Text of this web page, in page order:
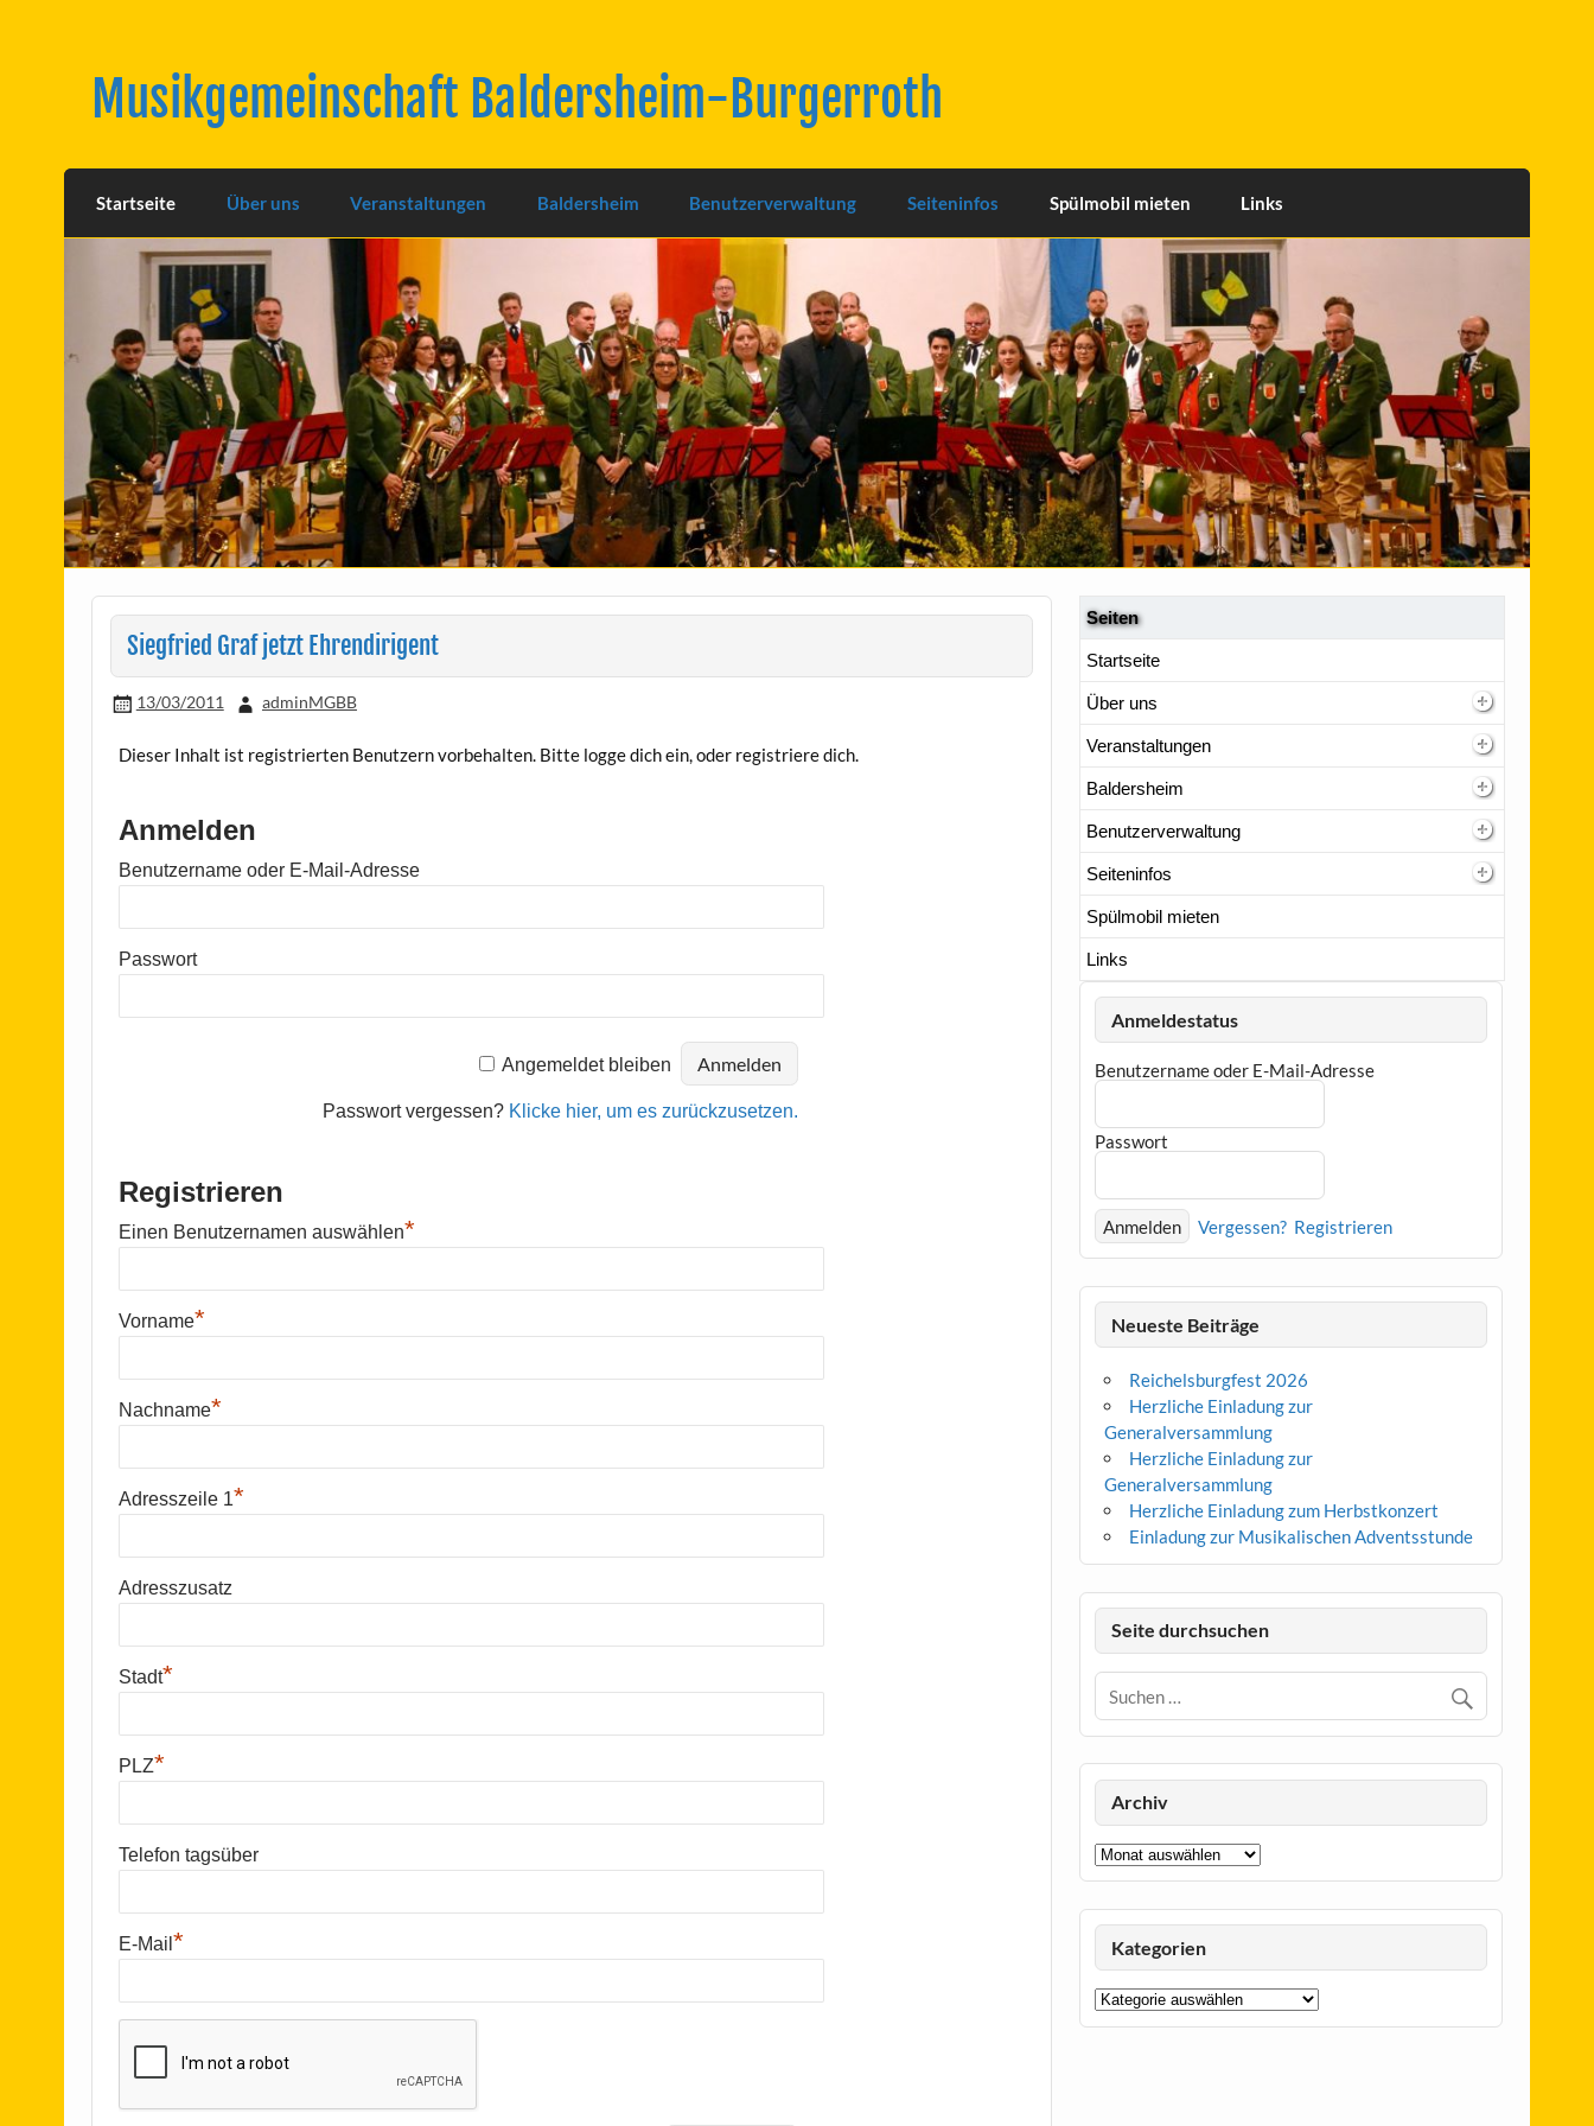
Musikgemeinschaft Baldersheim-Burgerroth
Startseite Über uns Veranstaltungen Baldersheim Benutzerverwaltung Seiteninfos Spülmobil mieten Links
Siegfried Graf jetzt Ehrendirigent
13/03/2011 adminMGBB
Dieser Inhalt ist registrierten Benutzern vorbehalten. Bitte logge dich ein, oder registriere dich.
Anmelden
Benutzername oder E-Mail-Adresse
Passwort
Angemeldet bleiben
Passwort vergessen? Klicke hier, um es zurückzusetzen.
Registrieren
Einen Benutzernamen auswählen*
Vorname*
Nachname*
Adresszeile 1*
Adresszusatz
Stadt*
PLZ*
Telefon tagsüber
E-Mail*
Seiten
Startseite
Über uns
Veranstaltungen
Baldersheim
Benutzerverwaltung
Seiteninfos
Spülmobil mieten
Links
Anmeldestatus
Benutzername oder E-Mail-Adresse
Passwort
Vergessen? Registrieren
Neueste Beiträge
Reichelsburgfest 2026
Herzliche Einladung zur
Generalversammlung
Herzliche Einladung zur
Generalversammlung
Herzliche Einladung zum Herbstkonzert
Einladung zur Musikalischen Adventsstunde
Seite durchsuchen
Archiv
Archiv
Kategorien
Kategorien